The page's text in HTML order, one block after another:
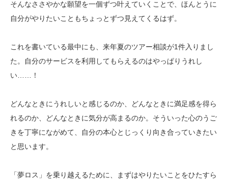
そんなささやかな願望を一個ずつ叶えていくことで、ほんとうに
自分がやりたいこともちょっとずつ見えてくるはず。
これを書いている最中にも、来年夏のツアー相談が1件入りまし
た。自分のサービスを利用してもらえるのはやっぱりうれし
い……！
どんなときにうれしいと感じるのか、どんなときに満足感を得ら
れるのか、どんなときに気分が高まるのか。そういった心のうご
きを丁寧にながめて、自分の本心とじっくり向き合っていきたい
と思います。
「夢ロス」を乗り越えるために、まずはやりたいことをひたすら